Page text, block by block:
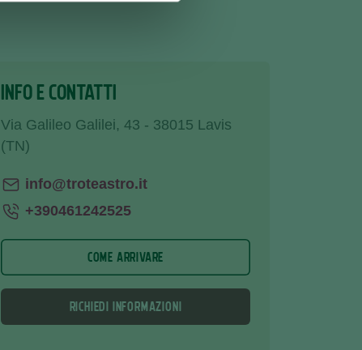
INFO E CONTATTI
Via Galileo Galilei, 43 - 38015 Lavis
(TN)
info@troteastro.it
+390461242525
COME ARRIVARE
RICHIEDI INFORMAZIONI